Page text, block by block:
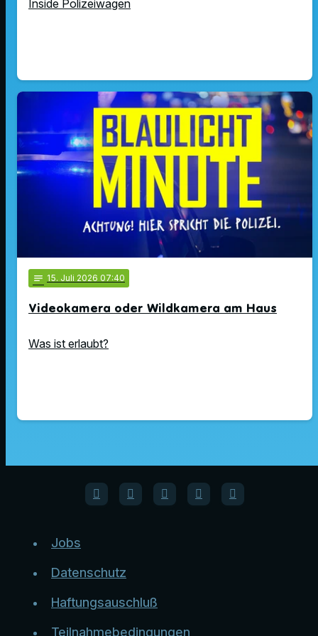
Inside Polizeiwagen
notes 15. Juli 2026 07:40
Videokamera oder Wildkamera am Haus
Was ist erlaubt?
Jobs
Datenschutz
Haftungsauschluß
Teilnahmebedingungen